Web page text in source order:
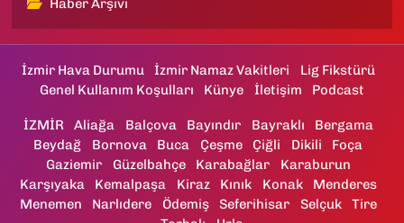
Haber Arşivi
İzmir Hava Durumu İzmir Namaz Vakitleri
Lig Fikstürü
Genel Kullanım Koşulları
Künye İletişim Podcast
İZMİR Aliağa Balçova Bayındır Bayraklı
Bergama
Beydağ
Bornova Buca Çeşme Çiğli Dikili
Foça
Gaziemir
Güzelbahçe Karabağlar
Karaburun
Karşıyaka
Kemalpaşa Kiraz Kınık Konak
Menderes
Menemen
Narlıdere Ödemiş Seferihisar Selçuk
Tire